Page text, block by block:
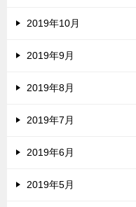
2019年10月
2019年9月
2019年8月
2019年7月
2019年6月
2019年5月